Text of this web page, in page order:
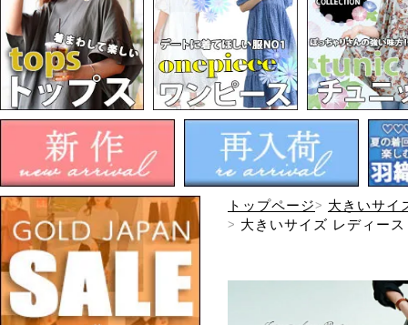
トップページ
大きいサイ
大きいサイズ レディー